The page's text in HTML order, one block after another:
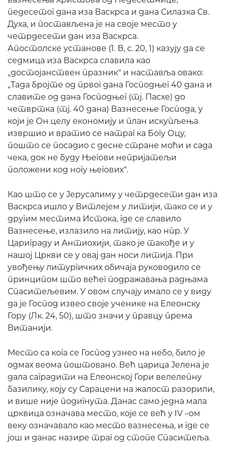
педесетог дана иза Васкрса и дана Силазка Св.
Духа, и постављена је на своје место у
четрдесети дан иза Васкрса.
Апостолске установе (1. В, с. 20, 1) казују да се
седмица иза Васкрса славила као
„достојанствен празник“ и наставља овако:
„Тада бројте од првог дана Господњег 40 дана и
славите од дана Господњег (тј. Пасхе) до
четвртка (тј. 40 дана) Вазнесење Господа, у
који је Он целу економију и план искупљења
извршио и вратио се натраг ка Богу Оцу,
пошто се посадио с десне стране моћи и сада
чека, док не буду Његови непријатељи
положени код ногу његових“.
Као што се у Јерусалиму у четрдесети дан иза
Васкрса ишло у Витлејем у литији, тако се и у
другим местима Истока, где се славило
Вазнесење, излазило на литију, као нпр. У
Цариграду и Антиохији, тако је такође и у
нашој Цркви се у овај дан носи литија. При
увођењу литургичких обичаја руководило се
принципом што већег подражавања радњама
Спаситељевим. У овом случају имало се у виду
да је Господ извео своје ученике на Елеонску
Гору (Лк. 24, 50), што значи у правцу према
Витанији.
Место са кога се Господ узнео на небо, било је
одмах веома поштовано. Већ царица Јелена је
дала саградити на Елеонској Гори велелепну
базилику, коју су Сарацени на жалост разорили,
и више није подигнута. Данас само једна мала
црквица означава место, које се већ у IV –ом
веку означавало као место вазнесења, и где се
још и данас назире траг од стопе Спаситеља.